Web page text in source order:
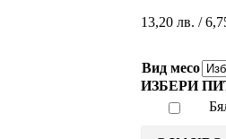
13,20лв. /
Вид месо
ИЗБЕРИ